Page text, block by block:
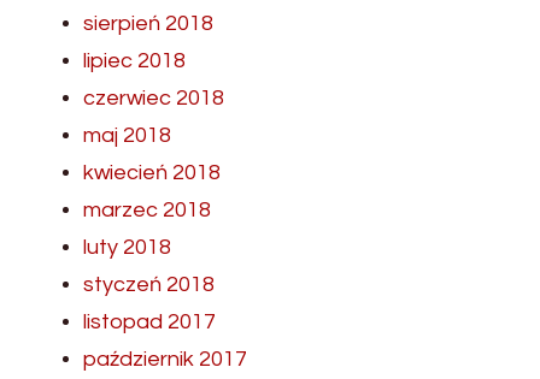
sierpień 2018
lipiec 2018
czerwiec 2018
maj 2018
kwiecień 2018
marzec 2018
luty 2018
styczeń 2018
listopad 2017
październik 2017